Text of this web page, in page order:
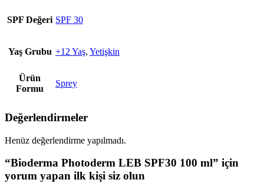
SPF Değeri SPF 30
Yaş Grubu +12 Yaş, Yetişkin
Ürün
Formu
Sprey
Değerlendirmeler
Henüz değerlendirme yapılmadı.
“Bioderma Photoderm LEB SPF30 100 ml” için
yorum yapan ilk kişi siz olun